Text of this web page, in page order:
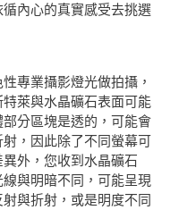
內心的真實感受去挑選
專業攝影燈光做拍攝，
萊與水晶礦石表面可能
分區塊是透的，可能會
，因此除了不同螢幕可
外，您收到水晶礦石
與明暗不同，可能呈現
與折射，或是明度不同